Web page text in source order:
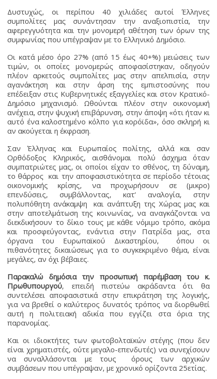
Δυστυχώς, οι περίπου 40 χιλιάδες αυτοί Έλληνες
συμπολίτες μας συνάντησαν την αναξιοπιστία, την
αφερεγγυότητα και την μονομερή αθέτηση των όρων της
συμφωνίας που υπέγραψαν με το Ελληνικό Δημόσιο.
Οι κατά μέσο όρο 27% (από 15 έως 40+%) μειώσεις των
τιμών, οι οποίες μονομερώς αποφασίστηκαν, οδηγούν
πλέον αρκετούς συμπολίτες μας στην απελπισία, στην
αγανάκτηση και στην άρση της εμπιστοσύνης που
επέδειξαν στις Κυβερνητικές εξαγγελίες και στον Κρατικό-
Δημόσιο μηχανισμό. Ωθούνται πλέον στην οικονομική
ανέχεια, στην ψυχική επιβάρυνση, στην άποψη «ότι ήταν κι
αυτό ένα καλοστημένο κόλπο για κορόϊδα», όσο σκληρή κι
αν ακούγεται η έκφραση.
Σαν Έλληνας και Ευρωπαίος πολίτης, αλλά και σαν
Ορθόδοξος Κληρικός, αισθάνομαι πολύ άσχημα όταν
συμπατριώτες μας, οι οποίοι είχαν το σθένος, τη δύναμη,
το θάρρος και την αποφασιστικότητα σε περίοδο τέτοιας
οικονομικής κρίσης, να προχωρήσουν σε (μικρο)
επενδύσεις, συμβάλλοντας, κατ’ αναλογία, στην
πολυπόθητη ανάκαμψη και ανάπτυξη της Χώρας μας και
στην αποτελμάτωση της κοινωνίας, να αναγκάζονται να
διεκδικήσουν το δίκιο τους με κάθε νόμιμο τρόπο, ακόμα
και προσφεύγοντας, ενάντια στην Πατρίδα μας, στα
όργανα του Ευρωπαϊκού Δικαστηρίου, όπου οι
πιθανότητες δικαιώσεως για το συγκεκριμένο θέμα, είναι
μεγάλες, αν όχι βέβαιες.
Παρακαλώ δημόσια την προσωπική παρέμβαση του κ.
Πρωθυπουργού, επειδή πιστεύω ακράδαντα ότι θα
συντελέσει αποφασιστικά στην επικράτηση της λογικής,
για να βρεθεί ο καλύτερος δυνατός τρόπος να διορθωθεί
αυτή η πολιτειακή αδικία που εγγίζει στα όρια της
παρανομίας.
Και οι ιδιοκτήτες των φωτοβολταϊκών στέγης (που δεν
είναι χρηματιστές, ούτε μεγαλο-επενδυτές) να συνεχίσουν
να συναλλάσονται με τους όρους των αρχικών
συμβάσεων που υπέγραψαν, με χρονικό ορίζοντα 25ετίας.